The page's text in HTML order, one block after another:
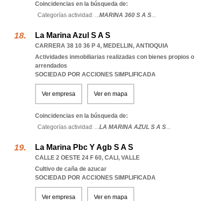
Coincidencias en la búsqueda de:
Categorías actividad: ...MARINA 360 S A S...
La Marina Azul S A S
CARRERA 38 10 36 P 4, MEDELLIN, ANTIOQUIA
Actividades inmobiliarias realizadas con bienes propios o
arrendados
SOCIEDAD POR ACCIONES SIMPLIFICADA
Ver empresa Ver en mapa
Coincidencias en la búsqueda de:
Categorías actividad: ...LA MARINA AZUL S A S...
La Marina Pbc Y Agb S A S
CALLE 2 OESTE 24 F 60, CALI , VALLE
Cultivo de caña de azucar
SOCIEDAD POR ACCIONES SIMPLIFICADA
Ver empresa Ver en mapa